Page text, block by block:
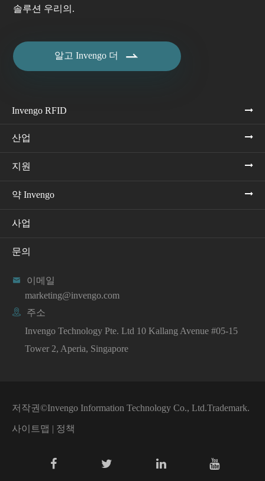
솔루션 우리의.
알고 Invengo 더 
Invengo RFID
산업
지원
약 Invengo
사업
문의

이메일
marketing@invengo.com

주소
Invengo Technology Pte. Ltd 10 Kallang Avenue #05-15
Tower 2, Aperia, Singapore
저작권©Invengo Information Technology Co., Ltd.Trademark.
사이트맵 | 정책